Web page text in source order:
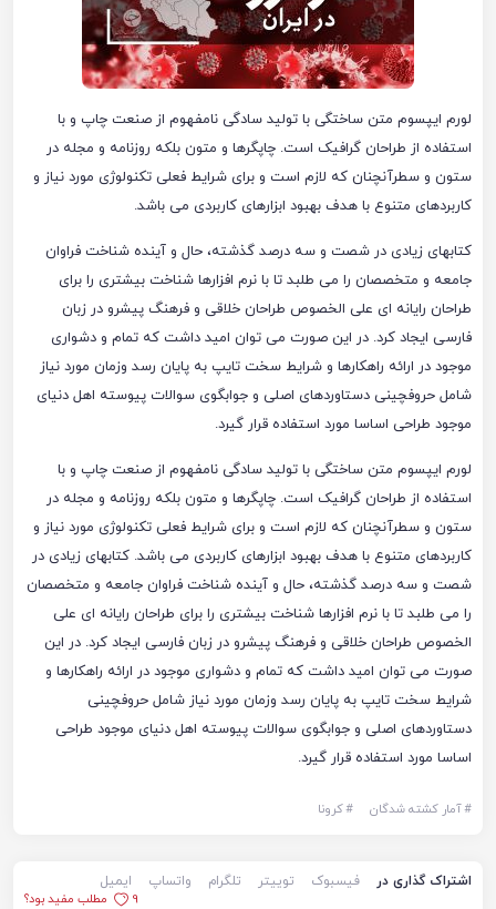
لورم ایپسوم متن ساختگی با تولید سادگی نامفهوم از صنعت چاپ و با
استفاده از طراحان گرافیک است. چاپگرها و متون بلکه روزنامه و مجله در
ستون و سطرآنچنان که لازم است و برای شرایط فعلی تکنولوژی مورد نیاز و
کاربردهای متنوع با هدف بهبود ابزارهای کاربردی می باشد.
کتابهای زیادی در شصت و سه درصد گذشته، حال و آینده شناخت فراوان
جامعه و متخصصان را می طلبد تا با نرم افزارها شناخت بیشتری را برای
طراحان رایانه ای علی الخصوص طراحان خلاقی و فرهنگ پیشرو در زبان
فارسی ایجاد کرد. در این صورت می توان امید داشت که تمام و دشواری
موجود در ارائه راهکارها و شرایط سخت تایپ به پایان رسد وزمان مورد نیاز
شامل حروفچینی دستاوردهای اصلی و جوابگوی سوالات پیوسته اهل دنیای
موجود طراحی اساسا مورد استفاده قرار گیرد.
لورم ایپسوم متن ساختگی با تولید سادگی نامفهوم از صنعت چاپ و با
استفاده از طراحان گرافیک است. چاپگرها و متون بلکه روزنامه و مجله در
ستون و سطرآنچنان که لازم است و برای شرایط فعلی تکنولوژی مورد نیاز و
کاربردهای متنوع با هدف بهبود ابزارهای کاربردی می باشد. کتابهای زیادی در
شصت و سه درصد گذشته، حال و آینده شناخت فراوان جامعه و متخصصان
را می طلبد تا با نرم افزارها شناخت بیشتری را برای طراحان رایانه ای علی
الخصوص طراحان خلاقی و فرهنگ پیشرو در زبان فارسی ایجاد کرد. در این
صورت می توان امید داشت که تمام و دشواری موجود در ارائه راهکارها و
شرایط سخت تایپ به پایان رسد وزمان مورد نیاز شامل حروفچینی
دستاوردهای اصلی و جوابگوی سوالات پیوسته اهل دنیای موجود طراحی
اساسا مورد استفاده قرار گیرد.
#آمار کشته شدگان #کرونا
اشتراک گذاری در فیسبوک توییتر تلگرام واتساپ
ایمیل
9
مطلب مفید بود؟